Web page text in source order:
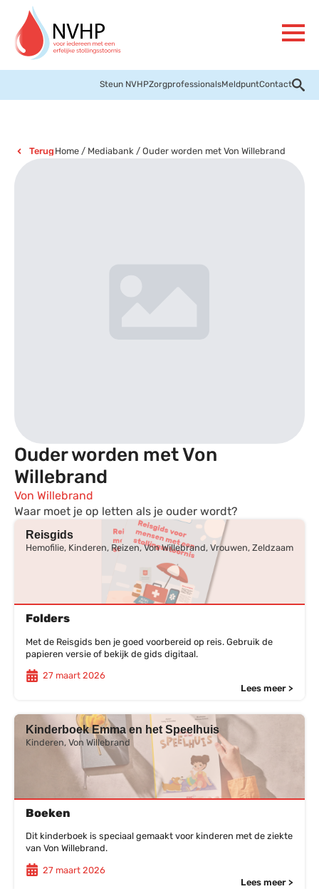
Steun NVHPZorgprofessionalsMeldpuntContact
Terug Home/ Mediabank / Ouder worden met Von Willebrand
Ouder worden met Von
Willebrand
Von Willebrand
Waar moet je op letten als je ouder wordt?
Reisgids
Hemofilie, Kinderen, Reizen, Von Willebrand, Vrouwen, Zeldzaam
Folders
Met de Reisgids ben je goed voorbereid op reis. Gebruik de
papieren versie of bekijk de gids digitaal.
27 maart 2026
Lees meer >
Kinderboek Emma en het Speelhuis
Kinderen, Von Willebrand
Boeken
Dit kinderboek is speciaal gemaakt voor kinderen met de ziekte
van Von Willebrand.
27 maart 2026
Lees meer >